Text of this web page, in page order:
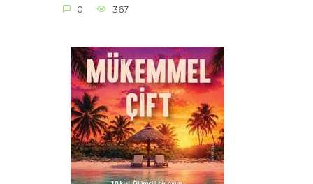
0 367